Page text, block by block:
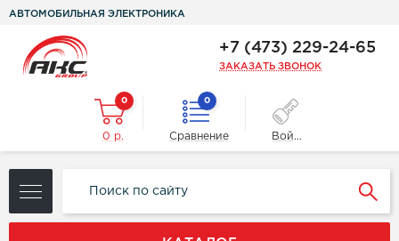
АВТОМОБИЛЬНАЯ ЭЛЕКТРОНИКА
+7 (473) 229-24-65
ЗАКАЗАТЬ ЗВОНОК
0
0 р.
0
Сравнение Войти